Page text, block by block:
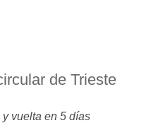
de Trieste
vuelta en 5 días